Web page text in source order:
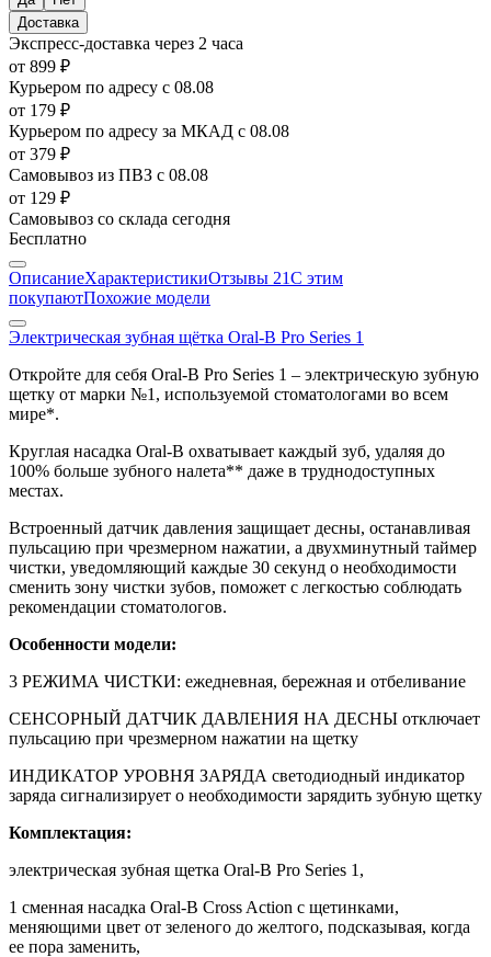
Доставка
Экспресс-доставка через 2 часа
от 899 ₽
Курьером по адресу с 08.08
от 179 ₽
Курьером по адресу за МКАД с 08.08
от 379 ₽
Самовывоз из ПВЗ с 08.08
от 129 ₽
Самовывоз со склада сегодня
Бесплатно
ОписаниеХарактеристикиОтзывы 21С этим
покупаютПохожие модели
Электрическая зубная щётка Oral-B Pro Series 1
Откройте для себя Oral-B Pro Series 1 – электрическую зубную
щетку от марки №1, используемой стоматологами во всем
мире*.
Круглая насадка Oral-B охватывает каждый зуб, удаляя до
100% больше зубного налета** даже в труднодоступных
местах.
Встроенный датчик давления защищает десны, останавливая
пульсацию при чрезмерном нажатии, а двухминутный таймер
чистки, уведомляющий каждые 30 секунд о необходимости
сменить зону чистки зубов, поможет с легкостью соблюдать
рекомендации стоматологов.
Особенности модели:
3 РЕЖИМА ЧИСТКИ: ежедневная, бережная и отбеливание
СЕНСОРНЫЙ ДАТЧИК ДАВЛЕНИЯ НА ДЕСНЫ отключает
пульсацию при чрезмерном нажатии на щетку
ИНДИКАТОР УРОВНЯ ЗАРЯДА светодиодный индикатор
заряда сигнализирует о необходимости зарядить зубную щетку
Комплектация:
электрическая зубная щетка Oral-B Pro Series 1,
1 сменная насадка Oral-B Cross Action с щетинками,
меняющими цвет от зеленого до желтого, подсказывая, когда
ее пора заменить,